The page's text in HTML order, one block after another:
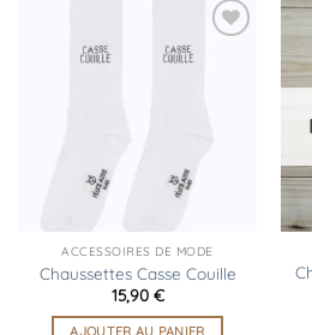
ACCESSOIRES DE MODE
Chaussettes Casse Couille
15,90 €
AJOUTER AU PANIER